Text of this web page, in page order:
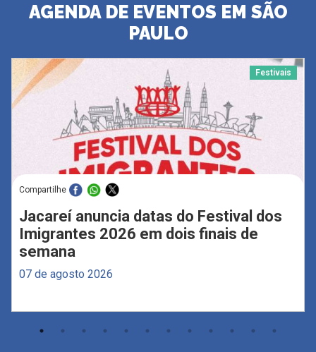
AGENDA DE EVENTOS EM SÃO
PAULO
Festivais
Compartilhe
Jacareí anuncia datas do Festival dos
Imigrantes 2026 em dois finais de
semana
07 de agosto 2026